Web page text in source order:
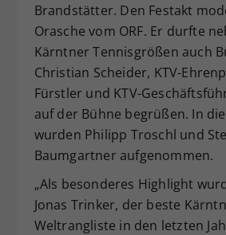
Brandstätter. Den Festakt
Orasche vom ORF. Er durfte
Kärntner Tennisgrößen auch
Christian Scheider, KTV-
Fürstler und KTV-
auf der Bühne begrüßen. In die
wurden Philipp Troschl und
Baumgartner aufgenommen.
„Als besonderes Highlight
Jonas Trinker, der beste
Weltrangliste in den letzten